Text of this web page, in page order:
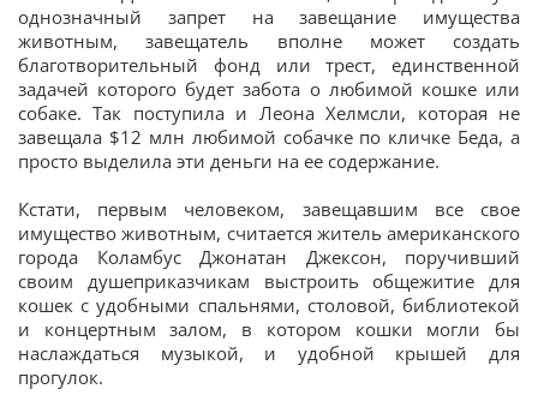
однозначный запрет на завещание имущества
животным, завещатель вполне может создать
благотворительный фонд или трест, единственной
задачей которого будет забота о любимой кошке или
собаке. Так поступила и Леона Хелмсли, которая не
завещала $12 млн любимой собачке по кличке Беда, а
просто выделила эти деньги на ее содержание.
Кстати, первым человеком, завещавшим все свое
имущество животным, считается житель американского
города Коламбус Джонатан Джексон, поручивший
своим душеприказчикам выстроить общежитие для
кошек с удобными спальнями, столовой, библиотекой
и концертным залом, в котором кошки могли бы
наслаждаться музыкой, и удобной крышей для
прогулок.